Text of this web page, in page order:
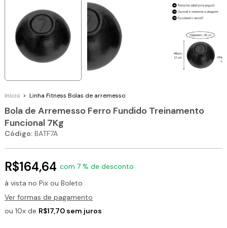
Início > Linha Fitness Bolas de arremesso
Bola de Arremesso Ferro Fundido Treinamento
Funcional 7Kg
Código: BATF7A
R$164,64 com 7 % de desconto
à vista no Pix ou Boleto
Ver formas de pagamento
ou 10x de R$17,70 sem juros